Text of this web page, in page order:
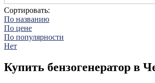
Сортировать:
По названию
По цене
По популярности
Нет
Купить бензогенератор в